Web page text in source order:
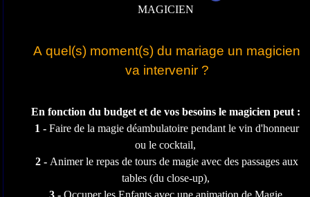
MAGICIEN
A quel(s) moment(s) du mariage un magicien
va intervenir ?
En fonction du budget et de vos besoins le magicien peut :
1 - Faire de la magie déambulatoire pendant le vin d'honneur
ou le cocktail,
2 - Animer le repas de tours de magie avec des passages aux
tables (du close-up),